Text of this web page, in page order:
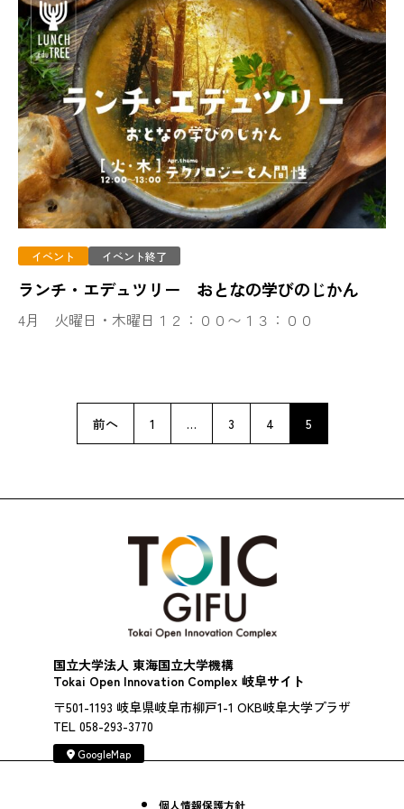
イベント イベント終了
ランチ・エデュツリー おとなの学びのじかん
4月 火曜日・木曜日１２：００〜１３：００
送
前へ 1 … 3 4 5
国立大学法人 東海国立大学機構
Tokai Open Innovation Complex 岐阜サイト
〒501-1193 岐阜県岐阜市柳戸1-1 OKB岐阜大学プラザ
TEL 058-293-3770
GoogleMap
個人情報保護方針